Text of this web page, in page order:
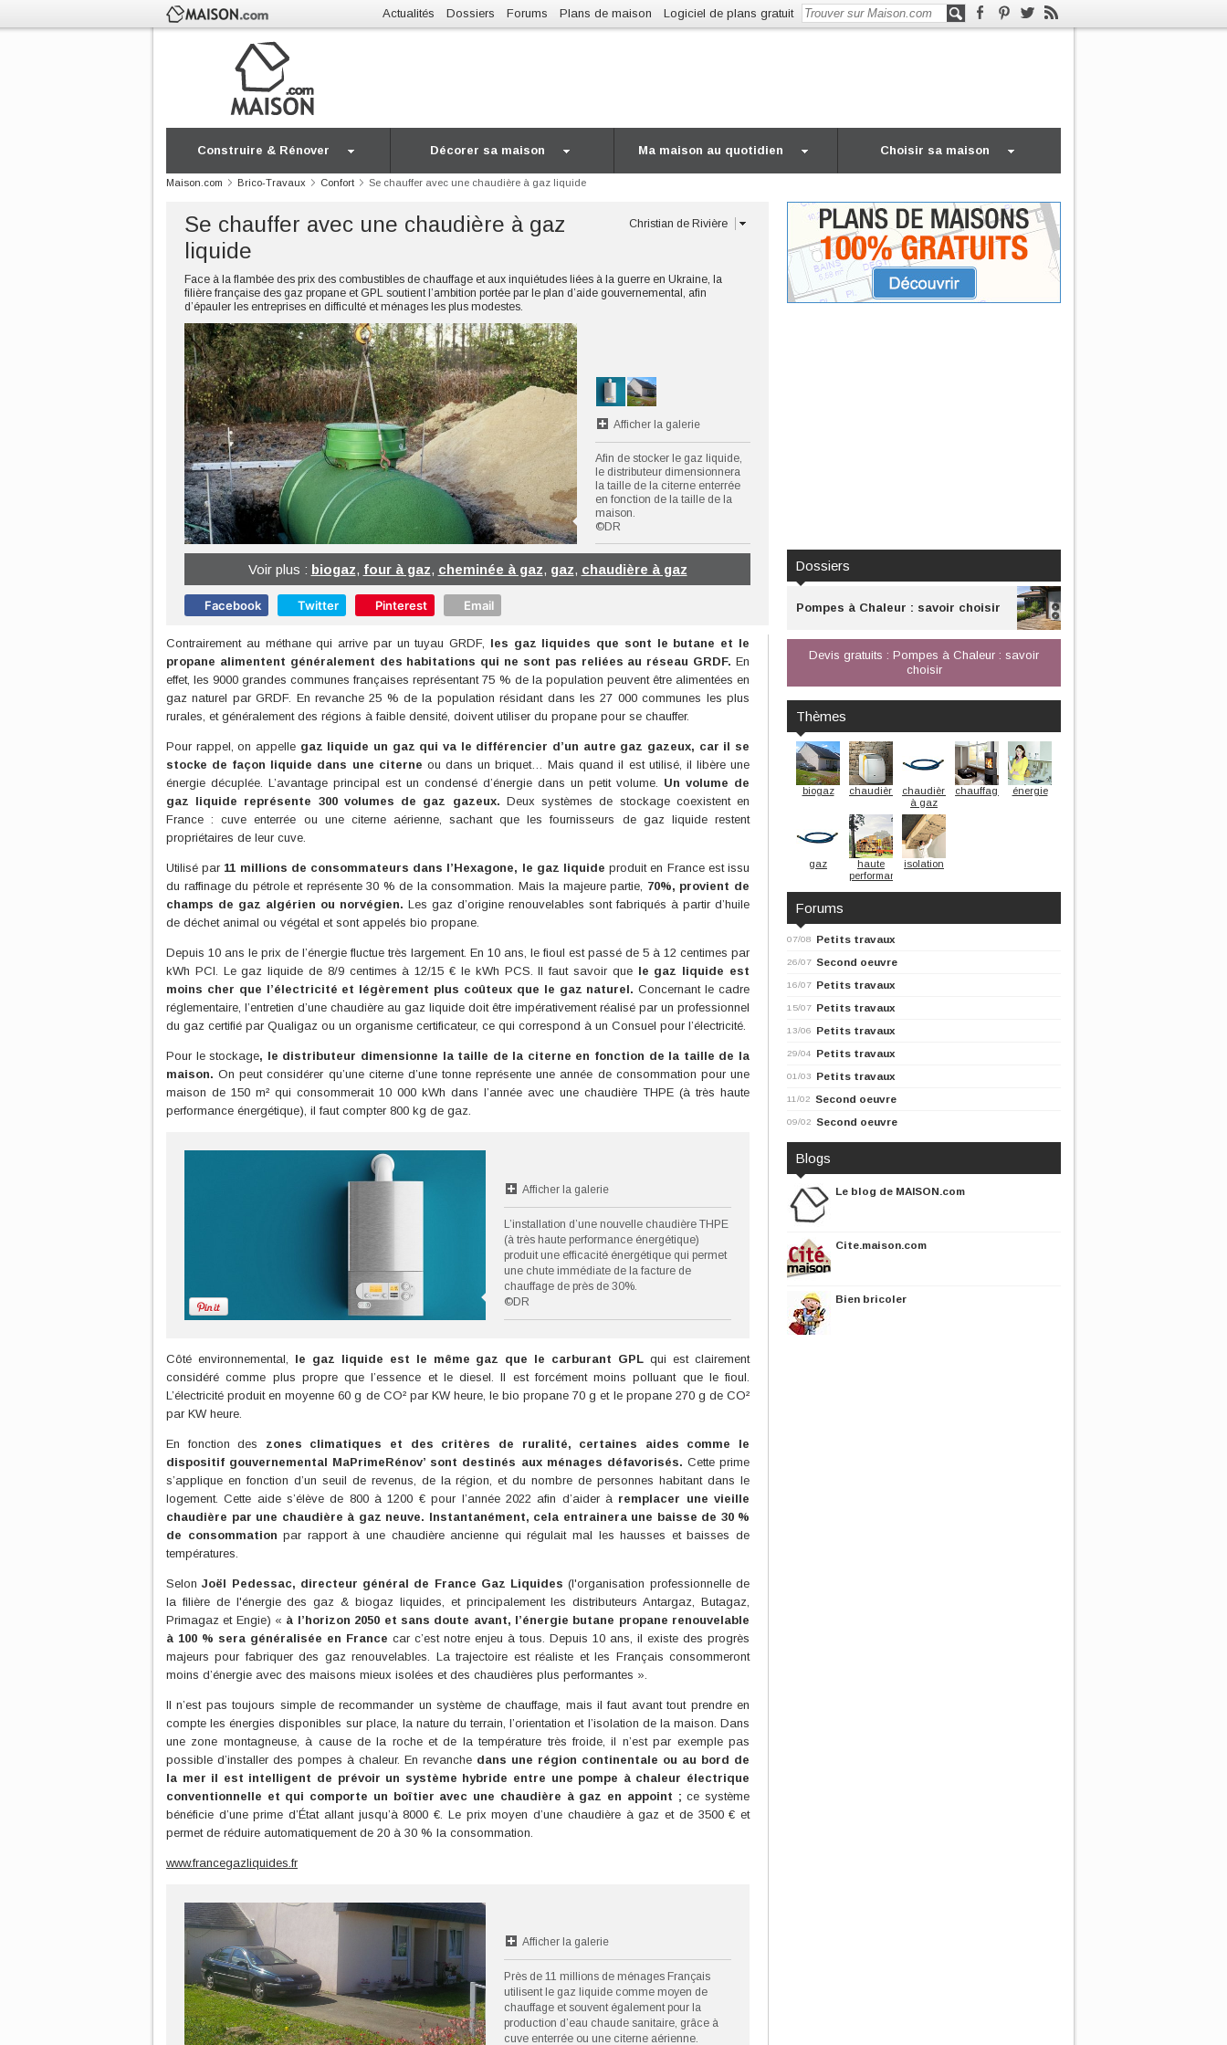
Actualités Dossiers Forums Plans de maison Logiciel de plans gratuit
Construire & Rénover Décorer sa maison Ma maison au quotidien Choisir sa maison
Maison.com Brico-Travaux Confort Se chauffer avec une chaudière à gaz liquide
Se chauffer avec une chaudière à gaz
liquide
Christian de Rivière
Face à la flambée des prix des combustibles de chauffage et aux inquiétudes liées à la guerre en Ukraine, la
filière française des gaz propane et GPL soutient l’ambition portée par le plan d’aide gouvernemental, afin
d’épauler les entreprises en difficulté et ménages les plus modestes.
Afficher la galerie
Afin de stocker le gaz liquide,
le distributeur dimensionnera
la taille de la citerne enterrée
en fonction de la taille de la
maison.
©DR
Voir plus : biogaz, four à gaz, cheminée à gaz, gaz, chaudière à gaz
Facebook Twitter Pinterest Email
Contrairement au méthane qui arrive par un tuyau GRDF, les gaz liquides que sont le butane et le
propane alimentent généralement des habitations qui ne sont pas reliées au réseau GRDF. En
effet, les 9000 grandes communes françaises représentant 75 % de la population peuvent être alimentées en
gaz naturel par GRDF. En revanche 25 % de la population résidant dans les 27 000 communes les plus
rurales, et généralement des régions à faible densité, doivent utiliser du propane pour se chauffer.
Pour rappel, on appelle gaz liquide un gaz qui va le différencier d’un autre gaz gazeux, car il se
stocke de façon liquide dans une citerne ou dans un briquet… Mais quand il est utilisé, il libère une
énergie décuplée. L’avantage principal est un condensé d’énergie dans un petit volume. Un volume de
gaz liquide représente 300 volumes de gaz gazeux. Deux systèmes de stockage coexistent en
France : cuve enterrée ou une citerne aérienne, sachant que les fournisseurs de gaz liquide restent
propriétaires de leur cuve.
Utilisé par 11 millions de consommateurs dans l’Hexagone, le gaz liquide produit en France est issu
du raffinage du pétrole et représente 30 % de la consommation. Mais la majeure partie, 70%, provient de
champs de gaz algérien ou norvégien. Les gaz d’origine renouvelables sont fabriqués à partir d’huile
de déchet animal ou végétal et sont appelés bio propane.
Depuis 10 ans le prix de l’énergie fluctue très largement. En 10 ans, le fioul est passé de 5 à 12 centimes par
kWh PCI. Le gaz liquide de 8/9 centimes à 12/15 € le kWh PCS. Il faut savoir que le gaz liquide est
moins cher que l’électricité et légèrement plus coûteux que le gaz naturel. Concernant le cadre
réglementaire, l’entretien d’une chaudière au gaz liquide doit être impérativement réalisé par un professionnel
du gaz certifié par Qualigaz ou un organisme certificateur, ce qui correspond à un Consuel pour l’électricité.
Pour le stockage, le distributeur dimensionne la taille de la citerne en fonction de la taille de la
maison. On peut considérer qu’une citerne d’une tonne représente une année de consommation pour une
maison de 150 m² qui consommerait 10 000 kWh dans l’année avec une chaudière THPE (à très haute
performance énergétique), il faut compter 800 kg de gaz.
Afficher la galerie
L’installation d’une nouvelle chaudière THPE
(à très haute performance énergétique)
produit une efficacité énergétique qui permet
une chute immédiate de la facture de
chauffage de près de 30%.
©DR
Côté environnemental, le gaz liquide est le même gaz que le carburant GPL qui est clairement
considéré comme plus propre que l’essence et le diesel. Il est forcément moins polluant que le fioul.
L’électricité produit en moyenne 60 g de CO² par KW heure, le bio propane 70 g et le propane 270 g de CO²
par KW heure.
En fonction des zones climatiques et des critères de ruralité, certaines aides comme le
dispositif gouvernemental MaPrimeRénov’ sont destinés aux ménages défavorisés. Cette prime
s’applique en fonction d’un seuil de revenus, de la région, et du nombre de personnes habitant dans le
logement. Cette aide s’élève de 800 à 1200 € pour l’année 2022 afin d’aider à remplacer une vieille
chaudière par une chaudière à gaz neuve. Instantanément, cela entrainera une baisse de 30 %
de consommation par rapport à une chaudière ancienne qui régulait mal les hausses et baisses de
températures.
SelonJoël Pedessac, directeur général de France Gaz Liquides (l'organisation professionnelle de
la filière de l'énergie des gaz & biogaz liquides, et principalement les distributeurs Antargaz, Butagaz,
Primagaz et Engie) « à l’horizon 2050 et sans doute avant, l’énergie butane propane renouvelable
à 100 % sera généralisée en France car c’est notre enjeu à tous. Depuis 10 ans, il existe des progrès
majeurs pour fabriquer des gaz renouvelables. La trajectoire est réaliste et les Français consommeront
moins d’énergie avec des maisons mieux isolées et des chaudières plus performantes ».
Il n’est pas toujours simple de recommander un système de chauffage, mais il faut avant tout prendre en
compte les énergies disponibles sur place, la nature du terrain, l’orientation et l’isolation de la maison. Dans
une zone montagneuse, à cause de la roche et de la température très froide, il n’est par exemple pas
possible d’installer des pompes à chaleur. En revanche dans une région continentale ou au bord de
la mer il est intelligent de prévoir un système hybride entre une pompe à chaleur électrique
conventionnelle et qui comporte un boîtier avec une chaudière à gaz en appoint ; ce système
bénéficie d’une prime d’État allant jusqu’à 8000 €. Le prix moyen d’une chaudière à gaz et de 3500 € et
permet de réduire automatiquement de 20 à 30 % la consommation.
www.francegazliquides.fr
Afficher la galerie
Près de 11 millions de ménages Français
utilisent le gaz liquide comme moyen de
chauffage et souvent également pour la
production d’eau chaude sanitaire, grâce à
cuve enterrée ou une citerne aérienne.
Dossiers
Pompes à Chaleur : savoir choisir
Devis gratuits : Pompes à Chaleur : savoir
choisir
Thèmes
biogaz chaudière
chaudière
à gaz
chauffage énergie
gaz
haute
performance
isolation
Forums
07/08 Petits travaux
26/07 Second oeuvre
16/07 Petits travaux
15/07 Petits travaux
13/06 Petits travaux
29/04 Petits travaux
01/03 Petits travaux
11/02 Second oeuvre
09/02 Second oeuvre
Blogs
Le blog de MAISON.com
Cite.maison.com
Bien bricoler